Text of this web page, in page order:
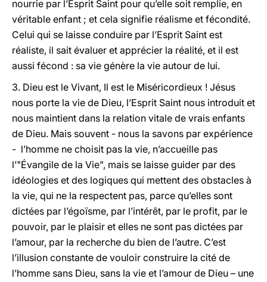
nourrie par l’Esprit Saint pour qu’elle soit remplie, en
véritable enfant ; et cela signifie réalisme et fécondité.
Celui qui se laisse conduire par l’Esprit Saint est
réaliste, il sait évaluer et apprécier la réalité, et il est
aussi fécond : sa vie génère la vie autour de lui.
3. Dieu est le Vivant, Il est le Miséricordieux ! Jésus
nous porte la vie de Dieu, l’Esprit Saint nous introduit et
nous maintient dans la relation vitale de vrais enfants
de Dieu. Mais souvent - nous la savons par expérience
- l’homme ne choisit pas la vie, n’accueille pas
l’"Évangile de la Vie", mais se laisse guider par des
idéologies et des logiques qui mettent des obstacles à
la vie, qui ne la respectent pas, parce qu’elles sont
dictées par l’égoïsme, par l’intérêt, par le profit, par le
pouvoir, par le plaisir et elles ne sont pas dictées par
l’amour, par la recherche du bien de l’autre. C’est
l’illusion constante de vouloir construire la cité de
l’homme sans Dieu, sans la vie et l’amour de Dieu – une